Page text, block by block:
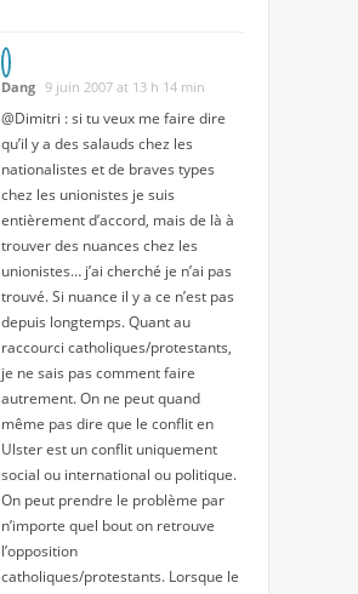
Dang 9 juin 2007 at 13 h 14 min
@Dimitri : si tu veux me faire dire
qu’il y a des salauds chez les
nationalistes et de braves types
chez les unionistes je suis
entièrement d’accord, mais de là à
trouver des nuances chez les
unionistes… j’ai cherché je n’ai pas
trouvé. Si nuance il y a ce n’est pas
depuis longtemps. Quant au
raccourci catholiques/protestants,
je ne sais pas comment faire
autrement. On ne peut quand
même pas dire que le conflit en
Ulster est un conflit uniquement
social ou international ou politique.
On peut prendre le problème par
n’importe quel bout on retrouve
l’opposition
catholiques/protestants. Lorsque le